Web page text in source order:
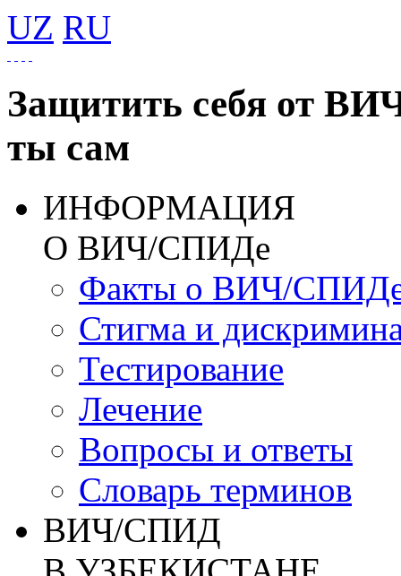
UZ RU
Защитить себя от
ты сам
ИНФОРМАЦИЯ
О ВИЧ/СПИДе
Факты о ВИЧ/
Стигма и
Тестирование
Лечение
Вопросы и ответы
Словарь терминов
ВИЧ/СПИД